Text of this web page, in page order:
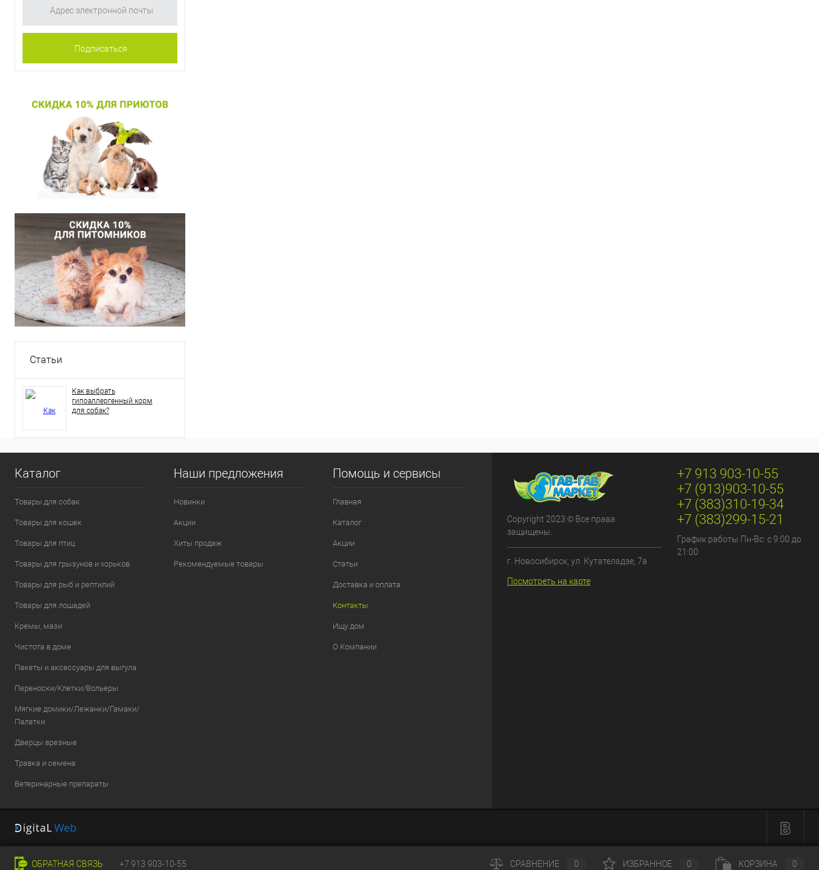
Статьи
Как выбрать
гипоаллергенный корм
для собак?
Каталог
Товары для собак
Товары для кошек
Товары для птиц
Товары для грызунов и хорьков
Товары для рыб и рептилий
Товары для лошадей
Кремы, мази
Чистота в доме
Пакеты и аксессуары для выгула
Переноски/Клетки/Вольеры
Мягкие домики/Лежанки/Гамаки/
Палатки
Дверцы врезные
Травка и семена
Ветеринарные препараты
Наши предложения
Новинки
Акции
Хиты продаж
Рекомендуемые товары
Помощь и сервисы
Главная
Каталог
Акции
Статьи
Доставка и оплата
Контакты
Ищу дом
О Компании
Copyright 2023 © Все права
защищены.
г. Новосибирск, ул. Кутателадзе, 7а
Посмотреть на карте
+7 913 903-10-55
+7 (913)903-10-55
+7 (383)310-19-34
+7 (383)299-15-21
График работы Пн-Вс: с 9:00 до
21:00
ОБРАТНАЯ СВЯЗЬ +7 913 903-10-55 СРАВНЕНИЕ 0 ИЗБРАННОЕ 0 КОРЗИНА 0